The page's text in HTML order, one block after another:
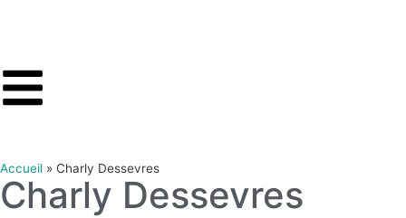
Accueil » Charly Dessevres
Charly Dessevres